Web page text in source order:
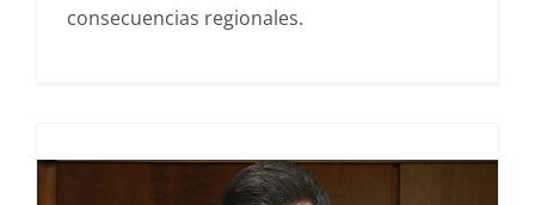
consecuencias regionales.